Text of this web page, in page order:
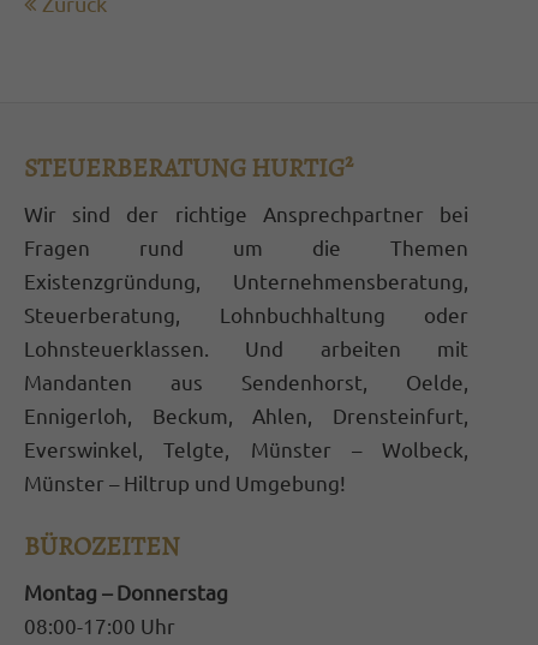
Termine außerhalb der Bürozeiten nach
Bahnhofstraße 29
59302 Oelde
02522 8324-0
info@stb-hurtig.de
ABOUT US
Lorem ipsum dolor sit amet, consectetuer
adipiscing elit.
Aenean commodo ligula eget dolor. Aenean
massa. Cum sociis natoque penatibus et
ridiculus mus. Donec quam felis, ultricies
nec.
STEUERBERATUNG HURTIG²
Wir sind der richtige Ansprechpartner bei
Fragen rund um die Themen
Existenzgründung, Unternehmensberatung,
Steuerberatung, Lohnbuchhaltung oder
Lohnsteuerklassen. Und arbeiten mit
Mandanten aus Sendenhorst, Oelde,
Ennigerloh, Beckum, Ahlen, Drensteinfurt,
Everswinkel, Telgte, Münster – Wolbeck,
Münster – Hiltrup und Umgebung!
BÜROZEITEN
Montag – Donnerstag
08:00-17:00 Uhr